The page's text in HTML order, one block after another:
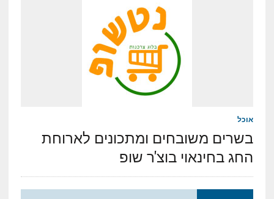
אוכל
בשרים משובחים ומתכונים לארוחת
החג בחינאוי בוצ'ר שופ